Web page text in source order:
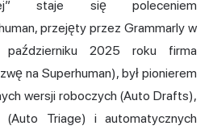
staje się poleceniem
przejęty przez Grammarly w
2025 roku firma
na Superhuman), był pionierem
wersji roboczych (Auto Drafts),
(Auto Triage) i automatycznych